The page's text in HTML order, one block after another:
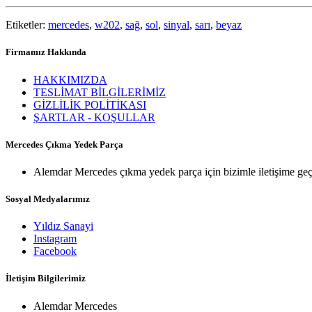
Etiketler: mercedes, w202, sağ, sol, sinyal, sarı, beyaz
Firmamız Hakkında
HAKKIMIZDA
TESLİMAT BİLGİLERİMİZ
GİZLİLİK POLİTİKASI
ŞARTLAR - KOŞULLAR
Mercedes Çıkma Yedek Parça
Alemdar Mercedes çıkma yedek parça için bizimle iletişime
Sosyal Medyalarımız
Yıldız Sanayi
Instagram
Facebook
İletişim Bilgilerimiz
Alemdar Mercedes